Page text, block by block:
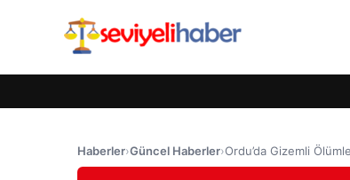
Haberler›Güncel Haberler›Ordu’da Gizemli